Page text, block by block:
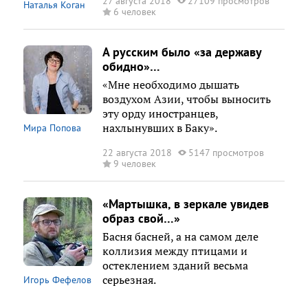
Наталья Коган
6 человек
Мира Попова
А русским было «за державу
обидно»…
«Мне необходимо дышать
воздухом Азии, чтобы выносить
эту орду иностранцев,
нахлынувших в Баку».
22 августа 2018
5147 просмотров
9 человек
Игорь Фефелов
«Мартышка, в зеркале увидев
образ свой…»
Басня басней, а на самом деле
коллизия между птицами и
остеклением зданий весьма
серьезная.